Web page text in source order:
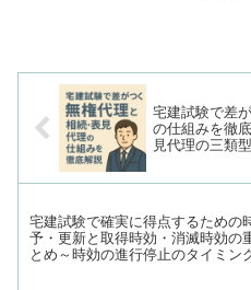
宅建試験で差
の仕組みを徹
見代理の三類
宅建試験で確実に得点するための
予・更新と取得時効・消滅時効の
とめ～時効の進行停止のタイミン